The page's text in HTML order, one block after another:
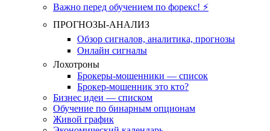
Важно перед обучением по форекс! ⚡
ПРОГНОЗЫ-АНАЛИЗ
Обзор сигналов, аналитика, прогнозы
Онлайн сигналы
Лохотроны
Брокеры-мошенники — список
Брокер-мошенник это кто?
Бизнес идеи — списком
Обучение по бинарным опционам
Живой график